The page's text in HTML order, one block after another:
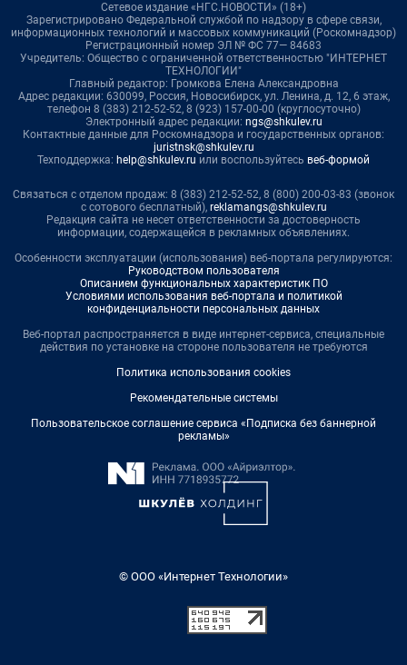
Сетевое издание «НГС.НОВОСТИ» (18+)
Зарегистрировано Федеральной службой по надзору в сфере связи,
информационных технологий и массовых коммуникаций (Роскомнадзор)
Регистрационный номер ЭЛ № ФС 77— 84683
Учредитель: Общество с ограниченной ответственностью "ИНТЕРНЕТ
ТЕХНОЛОГИИ"
Главный редактор: Громкова Елена Александровна
Адрес редакции: 630099, Россия, Новосибирск, ул. Ленина, д. 12, 6 этаж,
телефон 8 (383) 212-52-52, 8 (923) 157-00-00 (круглосуточно)
Электронный адрес редакции: ngs@shkulev.ru
Контактные данные для Роскомнадзора и государственных органов:
juristnsk@shkulev.ru
Техподдержка: help@shkulev.ru или воспользуйтесь веб-формой
Связаться с отделом продаж: 8 (383) 212-52-52, 8 (800) 200-03-83 (звонок
с сотового бесплатный), reklamangs@shkulev.ru
Редакция сайта не несет ответственности за достоверность
информации, содержащейся в рекламных объявлениях.
Особенности эксплуатации (использования) веб-портала регулируются:
Руководством пользователя
Описанием функциональных характеристик ПО
Условиями использования веб-портала и политикой
конфиденциальности персональных данных
Веб-портал распространяется в виде интернет-сервиса, специальные
действия по установке на стороне пользователя не требуются
Политика использования cookies
Рекомендательные системы
Пользовательское соглашение сервиса «Подписка без баннерной
рекламы»
© ООО «Интернет Технологии»